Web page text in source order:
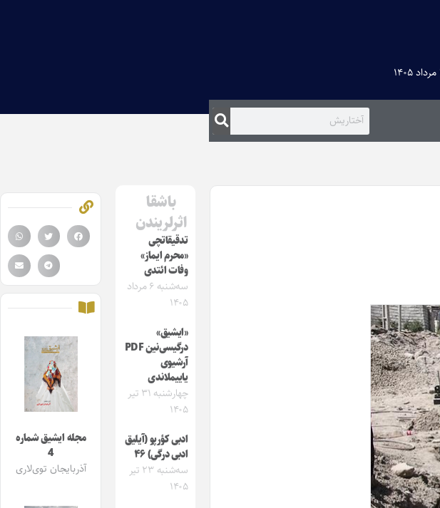
باشقا
اثرلریندن
تدقیقاتچی
«محرم ایماز»
وفات ائتدی
سه‌شنبه ۶ مرداد
۱۴۰۵
«ایشیق»
درگیسی‌نین PDF
آرشیوی
یاییملاندی
چهارشنبه ۳۱ تیر
۱۴۰۵
ادبی کؤرپو (آیلیق
ادبی درگی) ۴۶
سه‌شنبه ۲۳ تیر
۱۴۰۵
مجله ایشیق شماره
4
آذربایجان توی‌لاری